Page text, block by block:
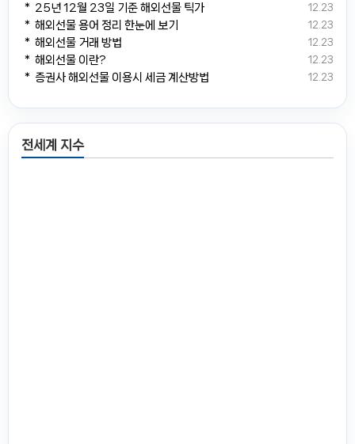
12.23
＊ 25년 12월 23일 기준 해외선물 틱가
12.23
＊ 해외선물 용어 정리 한눈에 보기
12.23
＊ 해외선물 거래 방법
12.23
＊ 해외선물 이란?
12.23
＊ 증권사 해외선물 이용시 세금 계산방법
전세계 지수